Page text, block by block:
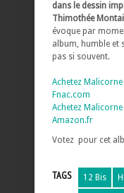
dans le dessin
Thimothée
évoque par
album, humble et
pas si souvent.
Achetez
Fnac.com
Achetez
Amazon.fr
Votez pour cet
TAGS 12 Bis